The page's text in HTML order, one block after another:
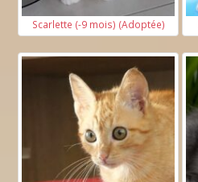
Scarlette (-9 mois) (Adoptée)